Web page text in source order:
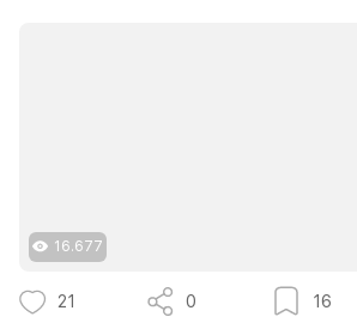
16.677
21 0 16